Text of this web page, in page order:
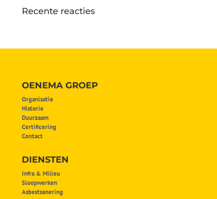
Recente reacties
OENEMA GROEP
Organisatie
Historie
Duurzaam
Certificering
Contact
DIENSTEN
Infra & Milieu
Sloopwerken
Asbestsanering